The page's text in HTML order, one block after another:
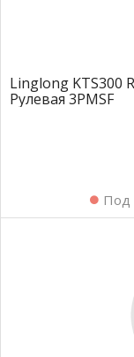
Linglong KTS300
Рулевая 3PMSF
Под